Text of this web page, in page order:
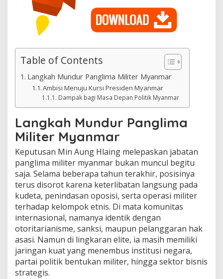
Table of Contents
Langkah Mundur Panglima Militer Myanmar
Ambisi Menuju Kursi Presiden Myanmar
Dampak bagi Masa Depan Politik Myanmar
Langkah Mundur Panglima
Militer Myanmar
Keputusan Min Aung Hlaing melepaskan jabatan
panglima militer myanmar bukan muncul begitu
saja. Selama beberapa tahun terakhir, posisinya
terus disorot karena keterlibatan langsung pada
kudeta, penindasan oposisi, serta operasi militer
terhadap kelompok etnis. Di mata komunitas
internasional, namanya identik dengan
otoritarianisme, sanksi, maupun pelanggaran hak
asasi. Namun di lingkaran elite, ia masih memiliki
jaringan kuat yang menembus institusi negara,
partai politik bentukan militer, hingga sektor bisnis
strategis.